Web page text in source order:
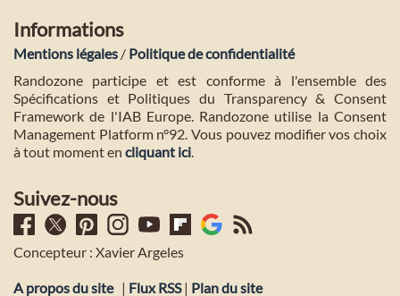
Informations
Mentions légales / Politique de confidentialité
Randozone participe et est conforme à l'ensemble des
Spécifications et Politiques du Transparency & Consent
Framework de l'IAB Europe. Randozone utilise la Consent
Management Platform n°92. Vous pouvez modifier vos choix
à tout moment en cliquant ici.
Suivez-nous
Concepteur : Xavier Argeles
A propos du site | Flux RSS| Plan du site